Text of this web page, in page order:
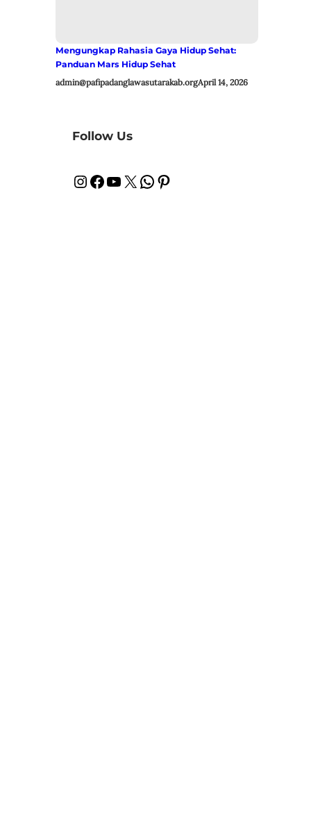
Mengungkap Rahasia Gaya Hidup Sehat:
Panduan Mars Hidup Sehat
admin@pafipadanglawasutarakab.orgApril 14, 2026
Follow Us
InstagramFacebook YouTube X WhatsApp Pinterest